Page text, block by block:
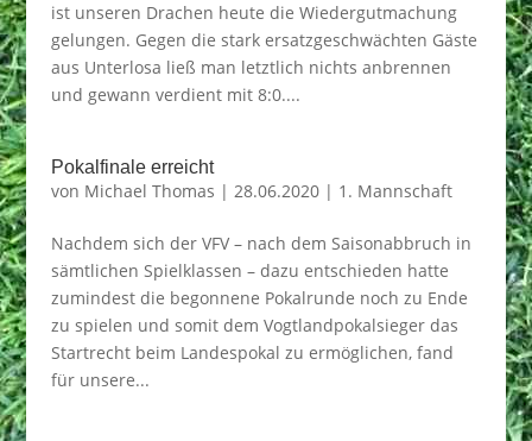
ist unseren Drachen heute die Wiedergutmachung
gelungen. Gegen die stark ersatzgeschwächten Gäste
aus Unterlosa ließ man letztlich nichts anbrennen
und gewann verdient mit 8:0....
Pokalfinale erreicht
von Michael Thomas | 28.06.2020| 1. Mannschaft
Nachdem sich der VFV – nach dem Saisonabbruch in
sämtlichen Spielklassen – dazu entschieden hatte
zumindest die begonnene Pokalrunde noch zu Ende
zu spielen und somit dem Vogtlandpokalsieger das
Startrecht beim Landespokal zu ermöglichen, fand
für unsere...